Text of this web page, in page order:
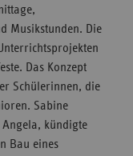
Musikstunden. Die
Das Konzept
Schülerinnen, die
Sabine
Angela, kündigte
Bau eines